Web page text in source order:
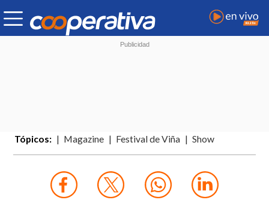
Tópicos: Magazine Festival de Viña Show